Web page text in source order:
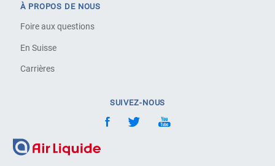
À PROPOS DE NOUS
Foire aux questions
En Suisse
Carrières
SUIVEZ-NOUS